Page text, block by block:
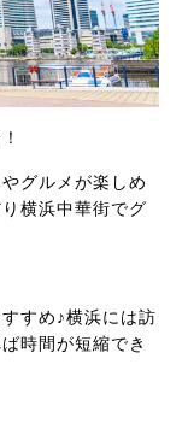
グルメが楽しめ
横浜中華街でグ
すめ♪横浜には訪
時間が短縮でき